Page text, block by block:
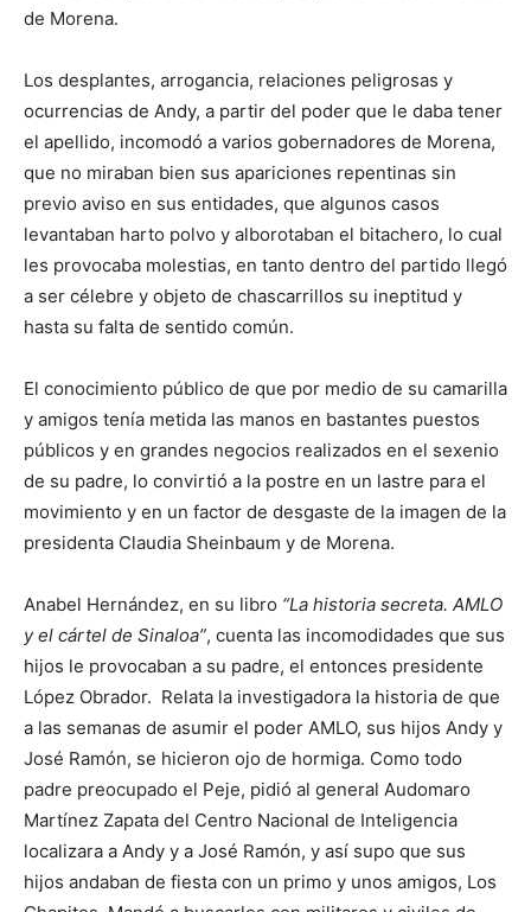
de Morena.
Los desplantes, arrogancia, relaciones peligrosas y
ocurrencias de Andy, a partir del poder que le daba tener
el apellido, incomodó a varios gobernadores de Morena,
que no miraban bien sus apariciones repentinas sin
previo aviso en sus entidades, que algunos casos
levantaban harto polvo y alborotaban el bitachero, lo cual
les provocaba molestias, en tanto dentro del partido llegó
a ser célebre y objeto de chascarrillos su ineptitud y
hasta su falta de sentido común.
El conocimiento público de que por medio de su camarilla
y amigos tenía metida las manos en bastantes puestos
públicos y en grandes negocios realizados en el sexenio
de su padre, lo convirtió a la postre en un lastre para el
movimiento y en un factor de desgaste de la imagen de la
presidenta Claudia Sheinbaum y de Morena.
Anabel Hernández, en su libro “La historia secreta. AMLO
y el cártel de Sinaloa”, cuenta las incomodidades que sus
hijos le provocaban a su padre, el entonces presidente
López Obrador. Relata la investigadora la historia de que
a las semanas de asumir el poder AMLO, sus hijos Andy y
José Ramón, se hicieron ojo de hormiga. Como todo
padre preocupado el Peje, pidió al general Audomaro
Martínez Zapata del Centro Nacional de Inteligencia
localizara a Andy y a José Ramón, y así supo que sus
hijos andaban de fiesta con un primo y unos amigos, Los